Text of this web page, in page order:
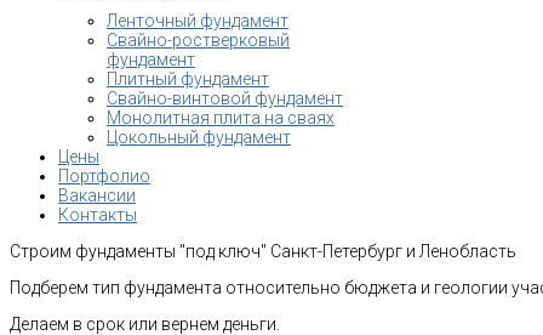
Ленточный фундамент
Свайно-ростверковый
фундамент
Плитный фундамент
Свайно-винтовой фундамент
Монолитная плита на сваях
Цокольный фундамент
Цены
Портфолио
Вакансии
Контакты
Строим фундаменты "под ключ" Санкт-Петербург и Ленобласть
Подберем тип фундамента относительно бюджета и геологии
Делаем в срок или вернем деньги.